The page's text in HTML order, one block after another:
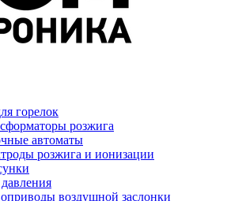
горелок
розжига
автоматы
розжига и ионизации
воздушной заслонки